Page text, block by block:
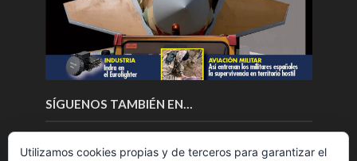
SÍGUENOS TAMBIÉN EN…
Utilizamos cookies propias y de terceros para garantizar el